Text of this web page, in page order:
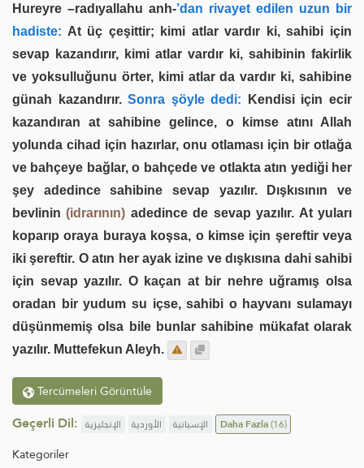
Hureyre –radıyallahu anh-’dan rivayet edilen uzun bir
hadiste: At üç çeşittir; kimi atlar vardır ki, sahibi için
sevap kazandırır, kimi atlar vardır ki, sahibinin fakirlik
ve yoksulluğunu örter, kimi atlar da vardır ki, sahibine
günah kazandırır.Sonra şöyle dedi: Kendisi için ecir
kazandıran at sahibine gelince, o kimse atını Allah
yolunda cihad için hazırlar, onu otlaması için bir otlağa
ve bahçeye bağlar, o bahçede ve otlakta atın yediği her
şey adedince sahibine sevap yazılır. Dışkısının ve
bevlinin(idrarının) adedince de sevap yazılır. At yuları
koparıp oraya buraya koşsa, o kimse için şereftir veya
iki şereftir. O atın her ayak izine ve dışkısına dahi sahibi
için sevap yazılır. O kaçan at bir nehre uğramış olsa
oradan bir yudum su içse, sahibi o hayvanı sulamayı
düşünmemiş olsa bile bunlar sahibine mükafat olarak
yazılır. Muttefekun Aleyh.
Tercümeleri Görüntüle
Geçerli Dil: الإنجليزية الأوردية الإسبانية Daha Fazla(16)
Kategoriler